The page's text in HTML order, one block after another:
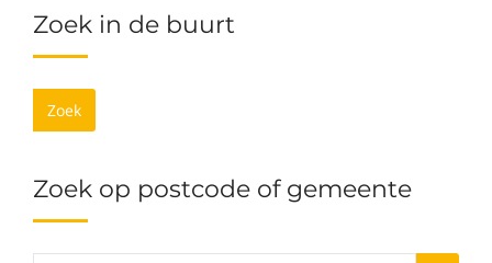
Zoek in de buurt
Zoek
Zoek op postcode of gemeente